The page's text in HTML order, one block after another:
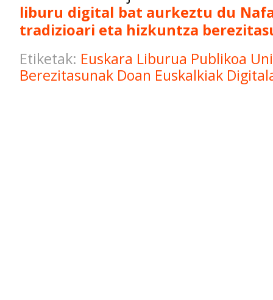
liburu digital bat aurkeztu du
tradizioari eta hizkuntza
Etiketak: Euskara Liburua Publikoa
Berezitasunak Doan Euskalkiak